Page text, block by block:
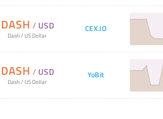
DASH / USD
Dash/ US Dollar
CEX.IO
DASH / USD
Dash/ US Dollar
YoBit